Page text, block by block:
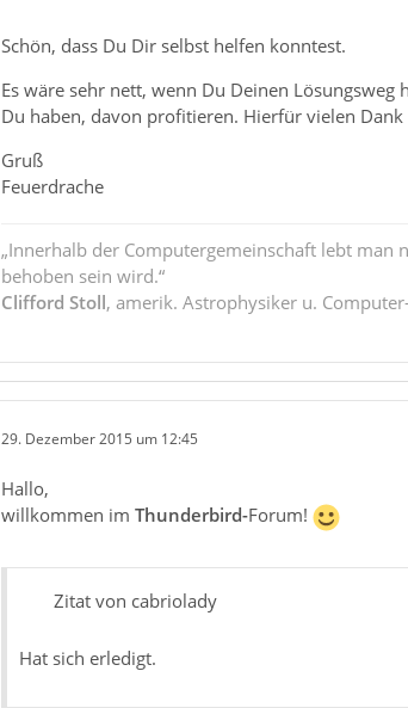
Schön, dass Du Dir selbst helfen konntest.
Es wäre sehr nett, wenn Du Deinen
Du haben, davon profitieren. Hierfür vielen Dank
Gruß
Feuerdrache
„Innerhalb der Computergemeinschaft lebt man
behoben sein wird.“
Clifford Stoll, amerik. Astrophysiker u.
29. Dezember 2015 um 12:45
Hallo,
willkommen im Thunderbird-Forum!
Zitat von cabriolady
Hat sich erledigt.